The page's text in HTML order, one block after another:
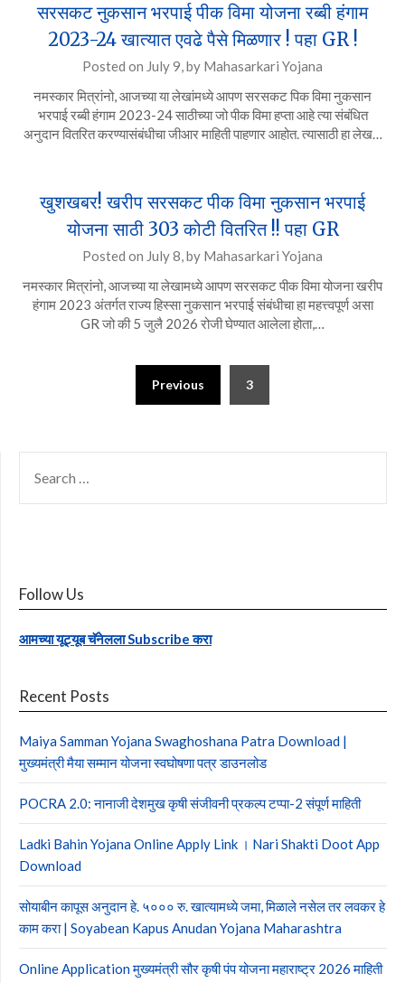
सरसकट नुकसान भरपाई पीक विमा योजना रब्बी हंगाम
2023-24 खात्यात एवढे पैसे मिळणार ! पहा GR !
Posted on July 9,by Mahasarkari Yojana
नमस्कार मित्रांनो, आजच्या या लेखांमध्ये आपण सरसकट पिक विमा नुकसान
भरपाई रब्बी हंगाम 2023-24 साठीच्या जो पीक विमा हप्ता आहे त्या संबंधित
अनुदान वितरित करण्यासंबंधीचा जीआर माहिती पाहणार आहोत. त्यासाठी हा लेख…
खुशखबर! खरीप सरसकट पीक विमा नुकसान भरपाई
योजना साठी 303 कोटी वितरित !! पहा GR
Posted on July 8,by Mahasarkari Yojana
नमस्कार मित्रांनो, आजच्या या लेखामध्ये आपण सरसकट पीक विमा योजना खरीप
हंगाम 2023 अंतर्गत राज्य हिस्सा नुकसान भरपाई संबंधीचा हा महत्त्वपूर्ण असा
GR जो की 5 जुलै 2026 रोजी घेण्यात आलेला होता,…
Previous 3
FOR:
Follow Us
आमच्या यूट्यूब चॅनेलला Subscribe करा
Recent Posts
Maiya Samman Yojana Swaghoshana Patra Download |
मुख्यमंत्री मैया सम्मान योजना स्वघोषणा पत्र डाउनलोड
POCRA 2.0: नानाजी देशमुख कृषी संजीवनी प्रकल्प टप्पा-2 संपूर्ण माहिती
Ladki Bahin Yojana Online Apply Link । Nari Shakti Doot App
Download
सोयाबीन कापूस अनुदान हे. ५००० रु. खात्यामध्ये जमा, मिळाले नसेल तर लवकर हे
काम करा | Soyabean Kapus Anudan Yojana Maharashtra
Online Application मुख्यमंत्री सौर कृषी पंप योजना महाराष्ट्र 2026 माहिती